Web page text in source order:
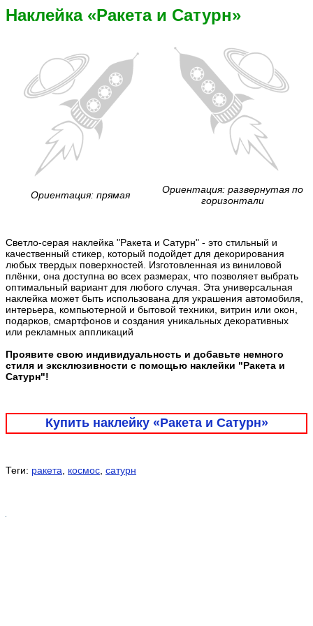
Наклейка «Ракета и Сатурн»
Ориентация: прямая
Ориентация: развернутая по
горизонтали
Светло-серая наклейка "Ракета и Сатурн" - это стильный и
качественный стикер, который подойдет для декорирования
любых твердых поверхностей. Изготовленная из виниловой
плёнки, она доступна во всех размерах, что позволяет выбрать
оптимальный вариант для любого случая. Эта универсальная
наклейка может быть использована для украшения автомобиля,
интерьера, компьютерной и бытовой техники, витрин или окон,
подарков, смартфонов и создания уникальных декоративных
или рекламных аппликаций
Проявите свою индивидуальность и добавьте немного
стиля и эксклюзивности с помощью наклейки "Ракета и
Сатурн"!
Купить наклейку «Ракета и Сатурн»
Теги: ракета, космос, сатурн